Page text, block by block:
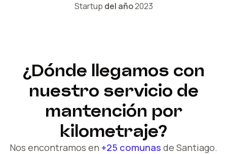
Startup del año2023
¿Dónde llegamos con
nuestro servicio de
mantención por
kilometraje?
Nos encontramos en +25 comunas de Santiago.